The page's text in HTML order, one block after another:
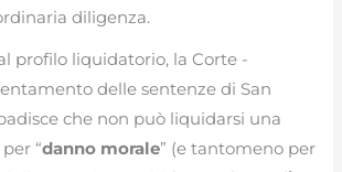
diligenza.
profilo liquidatorio, la Corte -
delle sentenze di San
che non può liquidarsi una
“danno morale” (e tantomeno per